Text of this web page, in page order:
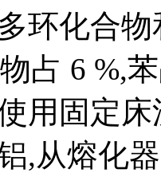
环化合
占 6 %,
用固定
,从熔化